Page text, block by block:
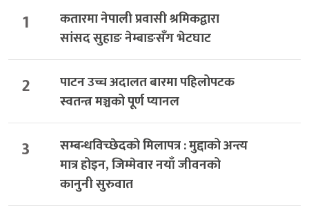
1
कतारमा नेपाली प्रवासी श्रमिकद्वारा
सांसद सुहाङ नेम्बाङसँग भेटघाट
2
पाटन उच्च अदालत बारमा पहिलोपटक
स्वतन्त्र मञ्चको पूर्ण प्यानल
3
सम्बन्धविच्छेदको मिलापत्र : मुद्दाको अन्त्य
मात्र होइन, जिम्मेवार नयाँ जीवनको
कानुनी सुरुवात